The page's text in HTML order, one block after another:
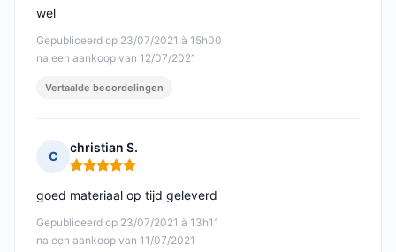
Gepubliceerd op 23/07/2021 à 15h00
na een aankoop van 12/07/2021
wel
Vertaalde beoordelingen
C
christian S.
Opmerking: 5 van 5
Gepubliceerd op 23/07/2021 à 13h11
na een aankoop van 11/07/2021
goed materiaal op tijd geleverd